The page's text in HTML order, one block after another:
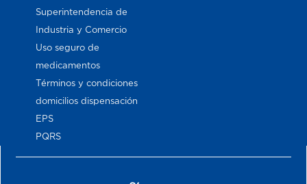
Superintendencia de
Industria y Comercio
Uso seguro de
medicamentos
Términos y condiciones
domicilios dispensación
EPS
PQRS